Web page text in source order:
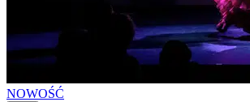
NOWOŚĆ